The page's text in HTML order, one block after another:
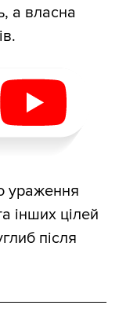
а власна
ураження
інших цілей
після